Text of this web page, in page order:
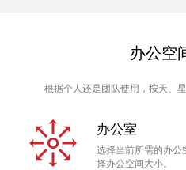
办公空
根据个人还是团队使用，按天、
办公室
选择当前所需的办公
择办公空间大小。